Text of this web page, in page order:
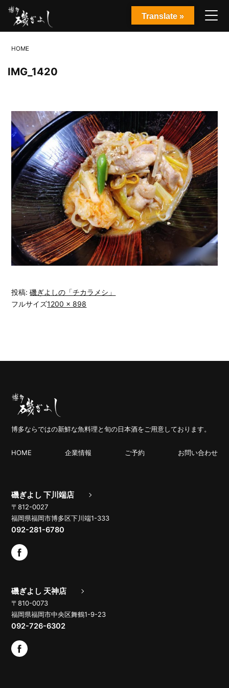
HOME
IMG_1420
投稿:磯ぎよしの「チカラメシ」
フルサイズ1200 × 898
博多ならではの新鮮な魚料理と旬の日本酒をご用意しております。
HOME 企業情報 ご予約 お問い合わせ
磯ぎよし 下川端店
〒812-0027
福岡県福岡市博多区下川端1-333
092-281-6780
磯ぎよし 天神店
〒810-0073
福岡県福岡市中央区舞鶴1-9-23
092-726-6302
Translate »